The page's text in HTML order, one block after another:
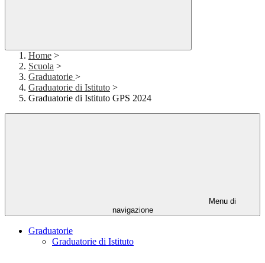
Home >
Scuola >
Graduatorie >
Graduatorie di Istituto >
Graduatorie di Istituto GPS 2024
Menu di
navigazione
Graduatorie
Graduatorie di Istituto